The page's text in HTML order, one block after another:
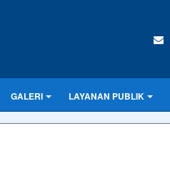
GALERI LAYANAN PUBLIK